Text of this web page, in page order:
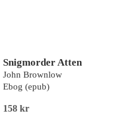
Snigmorder Atten
John Brownlow
Ebog (epub)
158 kr